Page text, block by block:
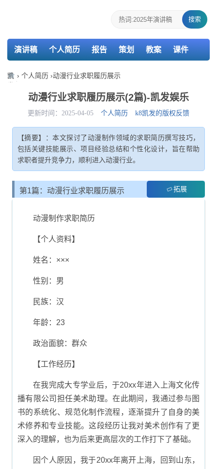
搜索
演讲稿 个人简历 报告 策划 教案 课件
检讨书 主持词
凯 › 个人简历 ›动漫行业求职履历展示
动漫行业求职履历展示(2篇)-凯发娱乐
更新时间：2025-04-05 个人简历 k8凯发的版权反馈
【摘要】：本文探讨了动漫制作领域的求职简历撰写技巧，
包括关键技能展示、项目经验总结和个性化设计，旨在帮助
求职者提升竞争力，顺利进入动漫行业。
第1篇：动漫行业求职履历展示 拓展
动漫制作求职简历
【个人资料】
姓名：×××
性别：男
民族：汉
年龄：23
政治面貌：群众
【工作经历】
在我完成大专学业后，于20xx年进入上海文化传
播有限公司担任美术助理。在此期间，我通过参与图
书的系统化、规范化制作流程，逐渐提升了自身的美
术修养和专业技能。这段经历让我对美术创作有了更
深入的理解，也为后来更高层次的工作打下了基础。
因个人原因，我于20xx年离开上海，回到山东，